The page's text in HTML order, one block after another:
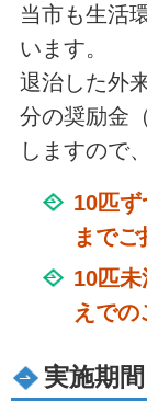
当市も生活
います。
退治した外
分の奨励金
しますので
10匹
までご
10匹
えでの
実施期間